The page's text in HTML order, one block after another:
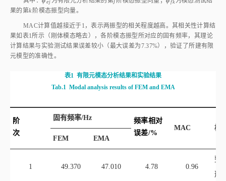
ej fk
果的第k 阶模态振型向量。
MAC计算值越接近于1，表示两振型的相关程度越高。其相关性计算结
果如 表1所示（刚体模态略去），各阶模态振型所对应的固有频率，其理论
计算结果与实验测试结果误差较小（最大误差为7.37%），验证了所建有限
元模型的准确性。
表1 有限元模态分析结果和实验结果
Tab.1 Modal analysis results of FEM and EMA
阶
次
固有频率/Hz
频率相对
误差/%
MAC
模
FEM
EMA
1 49.370 47.010 4.78 0.96
整
形